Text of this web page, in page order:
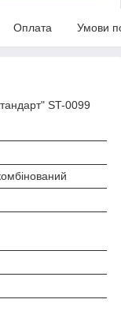
Оплата Умови
ST-0099